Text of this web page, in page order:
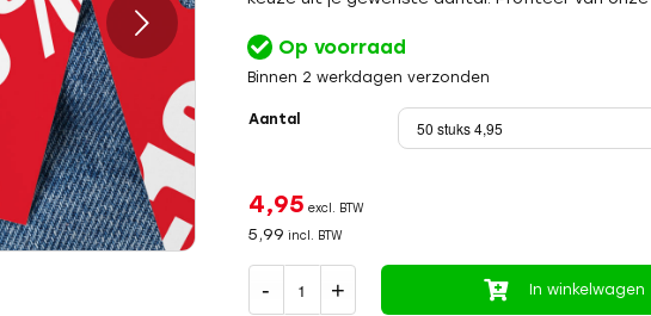
Op voorraad
Binnen 2 werkdagen verzonden
Aantal
4,95 excl. BTW
5,99 incl. BTW
In winkelwagen